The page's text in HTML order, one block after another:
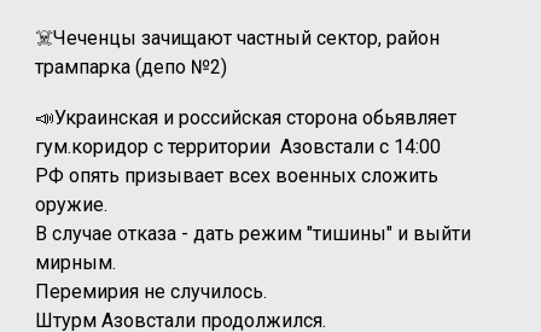
☠️Чеченцы зачищают частный сектор, район
трампарка (депо №2)
📣Украинская и российская сторона обьявляет
гум.коридор с территории Азовстали с 14:00
РФ опять призывает всех военных сложить
оружие.
В случае отказа - дать режим "тишины" и выйти
мирным.
Перемирия не случилось.
Штурм Азовстали продолжился.